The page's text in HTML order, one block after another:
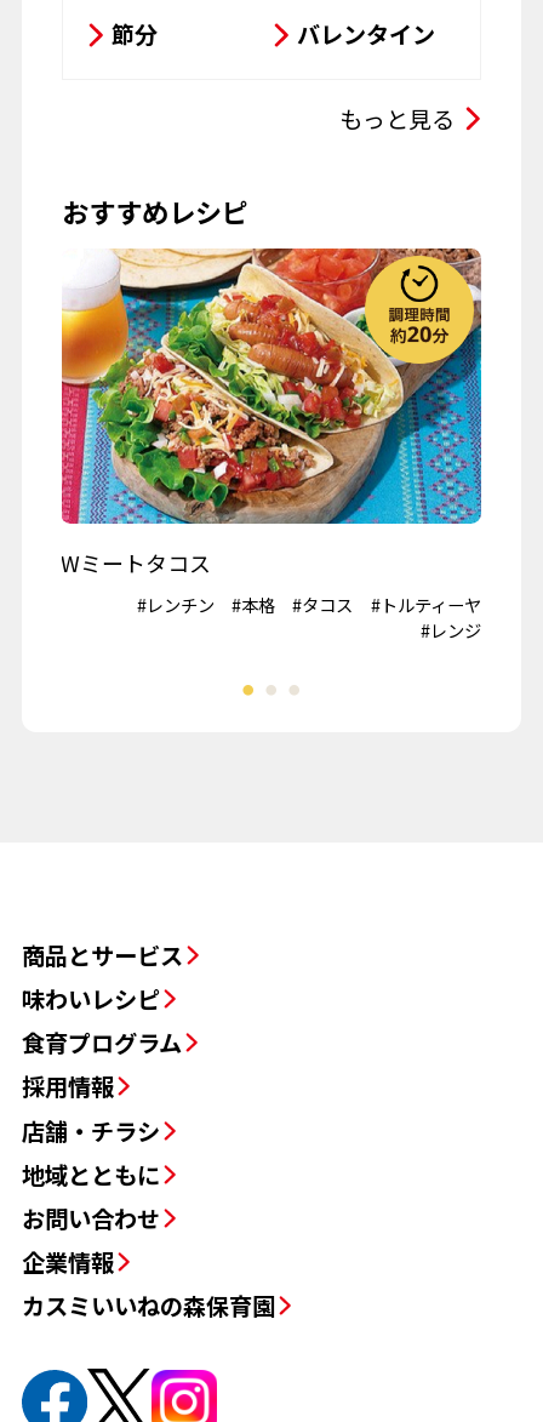
お菓子
パスタ
節分
バレンタイン
お彼岸
お月見
ハロウィーン
クリスマス
春の行楽
秋の行楽
記念日・お祝い
ワイン
もっと見る
おすすめレシピ
Wミートタコス
#レンチン #本格 #タコス
#トルティーヤ
#レンジ
商品とサービス
味わいレシピ
食育プログラム
採用情報
店舗・チラシ
地域とともに
お問い合わせ
企業情報
カスミいいねの森保育園